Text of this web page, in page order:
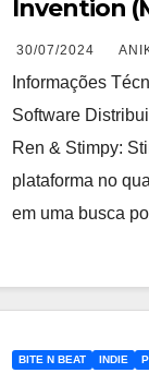
Invention
30/07/2024
Informações
Software
Ren & Stimpy:
plataforma no
em uma busca
BITE N BEAT INDIE